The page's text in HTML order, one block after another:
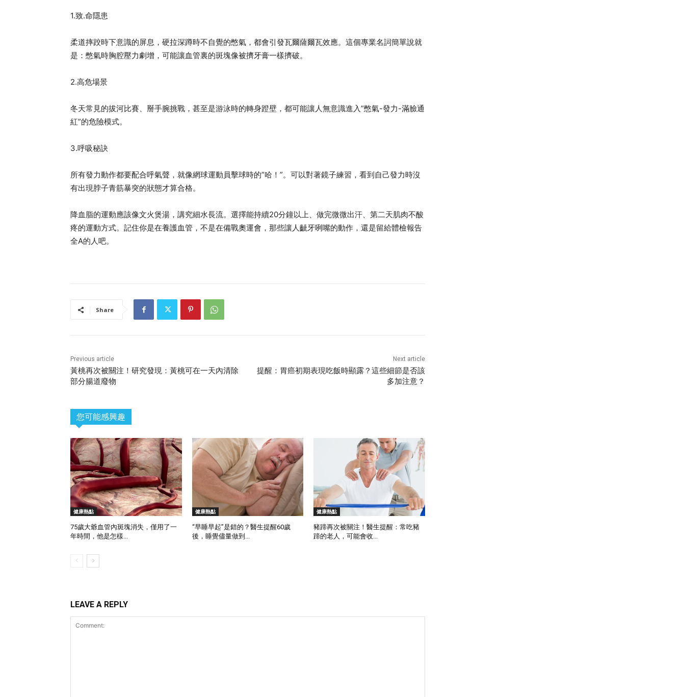
1.致.命隱患
柔道摔跤時下意識的屏息，硬拉深蹲時不自覺的憋氣，都會引發瓦爾薩爾瓦效應。這個專業名詞簡單說就
是：憋氣時胸腔壓力劇增，可能讓血管裏的斑塊像被擠牙膏一樣擠破。
2.高危場景
冬天常見的拔河比賽、掰手腕挑戰，甚至是游泳時的轉身蹬壁，都可能讓人無意識進入”憋氣-發力-滿臉通
紅”的危險模式。
3.呼吸秘訣
所有發力動作都要配合呼氣聲，就像網球運動員擊球時的”哈！”。可以對著鏡子練習，看到自己發力時沒
有出現脖子青筋暴突的狀態才算合格。
降血脂的運動應該像文火煲湯，講究細水長流。選擇能持續20分鐘以上、做完微微出汗、第二天肌肉不酸
疼的運動方式。記住你是在養護血管，不是在備戰奧運會，那些讓人齜牙咧嘴的動作，還是留給體檢報告
全A的人吧。
Share
Previous article
黃桃再次被關注！研究發現：黃桃可在一天內清除
部分腸道廢物
Next article
提醒：胃癌初期表現吃飯時顯露？這些細節是否該
多加注意？
您可能感興趣
健康熱點
75歲大爺血管內斑塊消失，僅用了一
年時間，他是怎樣...
健康熱點
“早睡早起”是錯的？醫生提醒60歲
後，睡覺儘量做到...
健康熱點
豬蹄再次被關注！醫生提醒：常吃豬
蹄的老人，可能會收...
LEAVE A REPLY